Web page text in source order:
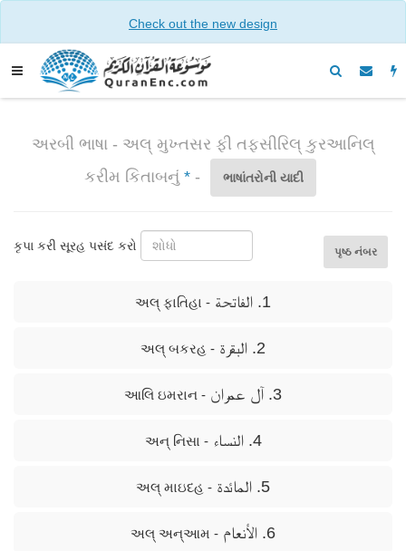
Check out the new design
અરબી ભાષા - અલ્ મુખ્તસર ફી તફસીરિલ્ કુરઆનિલ્
કરીમ કિતાબનું* - ભાષાંતરોની યાદી
કૃપા કરી સૂરહ પસંદ કરો પૃષ્ઠ નંબર
1. الفاتحة - અલ્ ફાતિહા
2. البقرة - અલ્ બકરહ
3. آل عمران - આલિ ઇમરાન
4. النساء - અન્ નિસા
5. المائدة - અલ્ માઇદહ
6. الأنعام - અલ્ અન્આમ